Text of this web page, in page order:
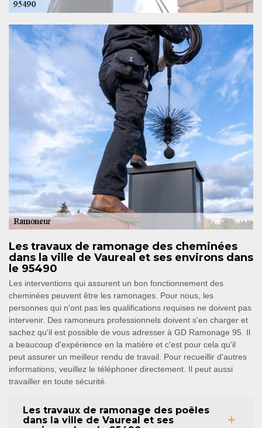
Les travaux de ramonage des cheminées
dans la ville de Vaureal et ses environs dans
le 95490
Les interventions qui assurent un bon fonctionnement des
cheminées peuvent être les ramonages. Pour nous, les
personnes qui n'ont pas les qualifications requises ne doivent pas
intervenir. Des ramoneurs professionnels doivent s'en charger et
sachez qu'il est possible de vous adresser à GD Ramonage 95. Il
a beaucoup d'expérience en la matière et c'est pour cela qu'il
peut assurer un meilleur rendu de travail. Pour recueillir d'autres
informations, veuillez le téléphoner directement. Il peut aussi
travailler en toute sécurité.
Les travaux de ramonage des poêles
dans la ville de Vaureal et ses